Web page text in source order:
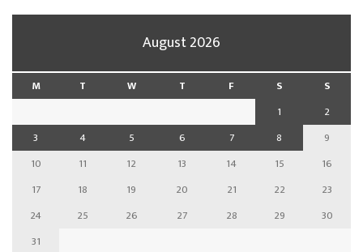
August 2026
M T W T F S
S
1
2
3
4 5 6 7 8
9
10
11 12 13 14 15
16
17
18 19 20 21 22
23
24
25 26 27 28 29
30
31